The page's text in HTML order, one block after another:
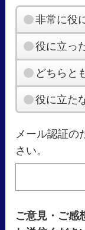
非常に役
役に立っ
どちらと
役に立た
メール認証の
さい。
ご意見・ご感